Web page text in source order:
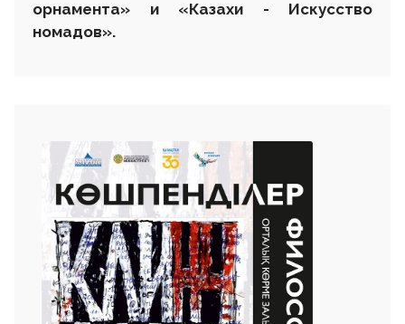
орнамента» и «Казахи - Искусство
номадов».